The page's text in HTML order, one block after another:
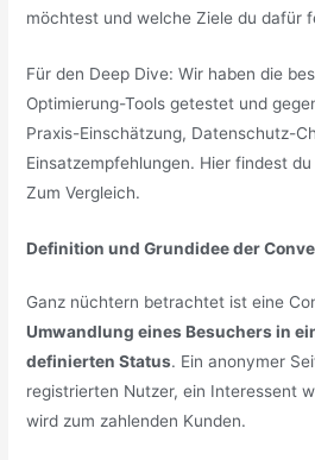
möchtest und welche Ziele du dafür
Für den Deep Dive: Wir haben die
Optimierung-Tools getestet und
Praxis-Einschätzung, Datenschutz-
Einsatzempfehlungen. Hier findest
Zum Vergleich.
Definition und Grundidee der
Ganz nüchtern betrachtet ist eine
Umwandlung eines Besuchers in
definierten Status. Ein anonymer
registrierten Nutzer, ein Interessent
wird zum zahlenden Kunden.